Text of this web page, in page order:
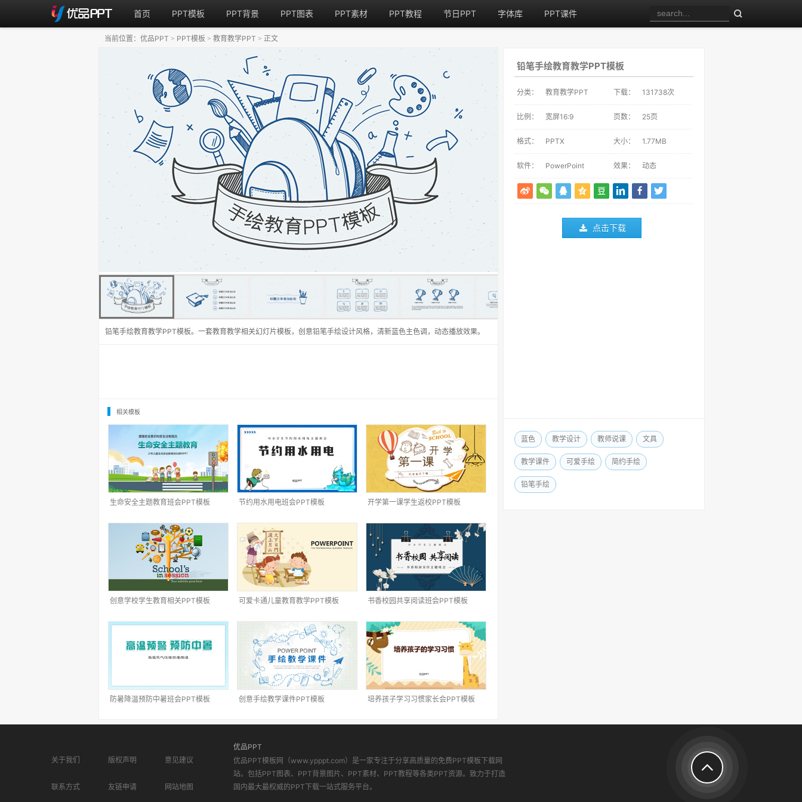
首页 PPT模板 PPT背景 PPT图表 PPT素材 PPT教程 节日PPT 字体库 PPT课件
铅笔手绘教育教学PPT模板
分类： 教育教学PPT 下载： 131738次
比例： 宽屏16:9 页数： 25页
格式： PPTX 大小： 1.77MB
软件： PowerPoint 效果： 动态
点击下载
蓝色 教学设计 教师说课 文具
教学课件 可爱手绘 简约手绘
铅笔手绘
铅笔手绘教育教学PPT模板。一套教育教学相关幻灯片模板，创意铅笔手绘设计风格，清新蓝色主色调，动态播放效果。
当前位置： 优品PPT > PPT模板 > 教育教学PPT > 正文
相关模板
生命安全主题教育班会PPT模板 节约用水用电班会PPT模板 开学第一课学生返校PPT模板
创意学校学生教育相关PPT模板 可爱卡通儿童教育教学PPT模板 书香校园共享阅读班会PPT模板
防暑降温预防中暑班会PPT模板 创意手绘教学课件PPT模板 培养孩子学习习惯家长会PPT模板
关于我们 版权声明 意见建议
联系方式 友链申请 网站地图
优品PPT
优品PPT模板网（www.ypppt.com）是一家专注于分享高质量的免费PPT模板下载网
站。包括PPT图表、PPT背景图片、PPT素材、PPT教程等各类PPT资源。致力于打造
国内最大最权威的PPT下载一站式服务平台。